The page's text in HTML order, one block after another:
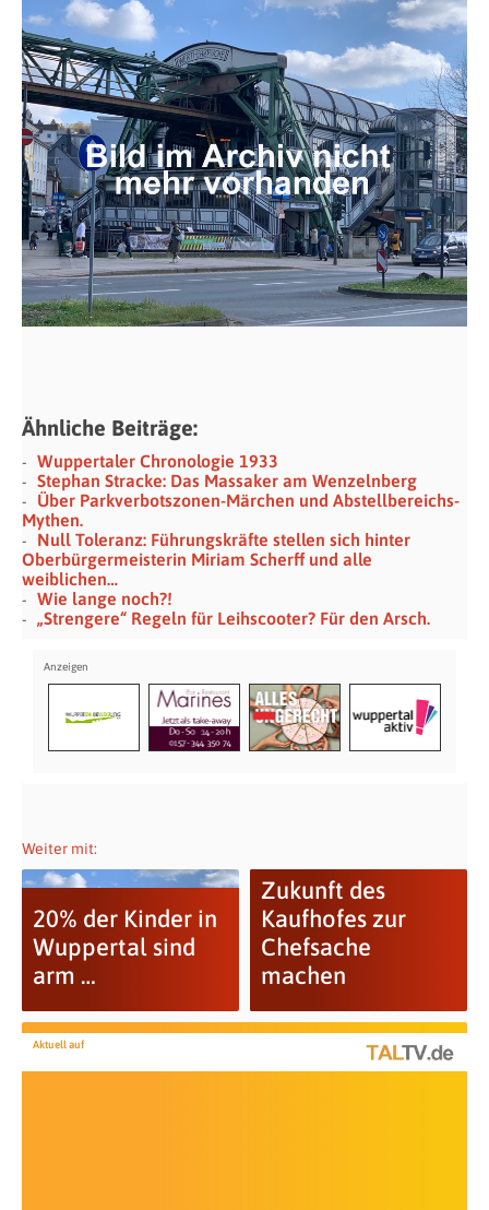
Ähnliche Beiträge:
Wuppertaler Chronologie 1933
Stephan Stracke: Das Massaker am Wenzelnberg
Über Parkverbotszonen-Märchen und Abstellbereichs-
Mythen.
Null Toleranz: Führungskräfte stellen sich hinter
Oberbürgermeisterin Miriam Scherff und alle
weiblichen…
Wie lange noch?!
„Strengere“ Regeln für Leihscooter? Für den Arsch.
Weiter mit:
20% der Kinder in
Wuppertal sind
arm …
Zukunft des
Kaufhofes zur
Chefsache
machen
Aktuell auf